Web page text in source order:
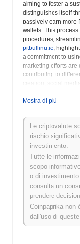
aiming to foster a
distinguishes itself
passively earn more
wallets. This
procedures,
pitbullinu.io,
a commitment to
marketing efforts are
contributing to
creation, social
while exploring
utilizes smart
functionalities,
ecosystem.
understand the
cryptocurrency
project's long-term
decisions. The
elements of the
Pitbull Inu
Mostra di più
Le criptovalute
rischio
investimento.
Tutte le
scopo
o di
consulta un
prendere
Coinpaprika non
dall'uso di queste